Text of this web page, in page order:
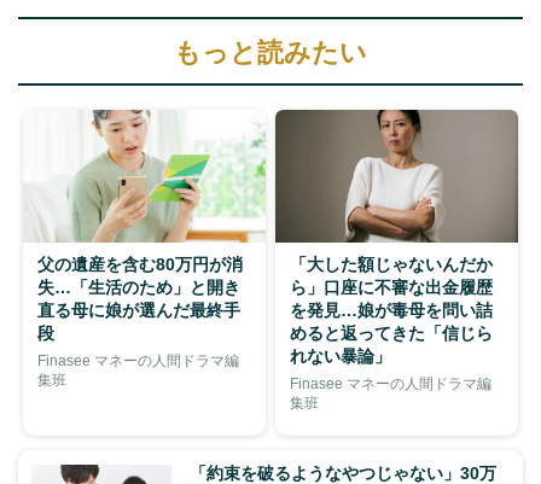
もっと読みたい
父の遺産を含む80万円が消
失…「生活のため」と開き
直る母に娘が選んだ最終手
段
Finasee マネーの人間ドラマ編
集班
「大した額じゃないんだか
ら」口座に不審な出金履歴
を発見…娘が毒母を問い詰
めると返ってきた「信じら
れない暴論」
Finasee マネーの人間ドラマ編
集班
「約束を破るようなやつじゃない」30万